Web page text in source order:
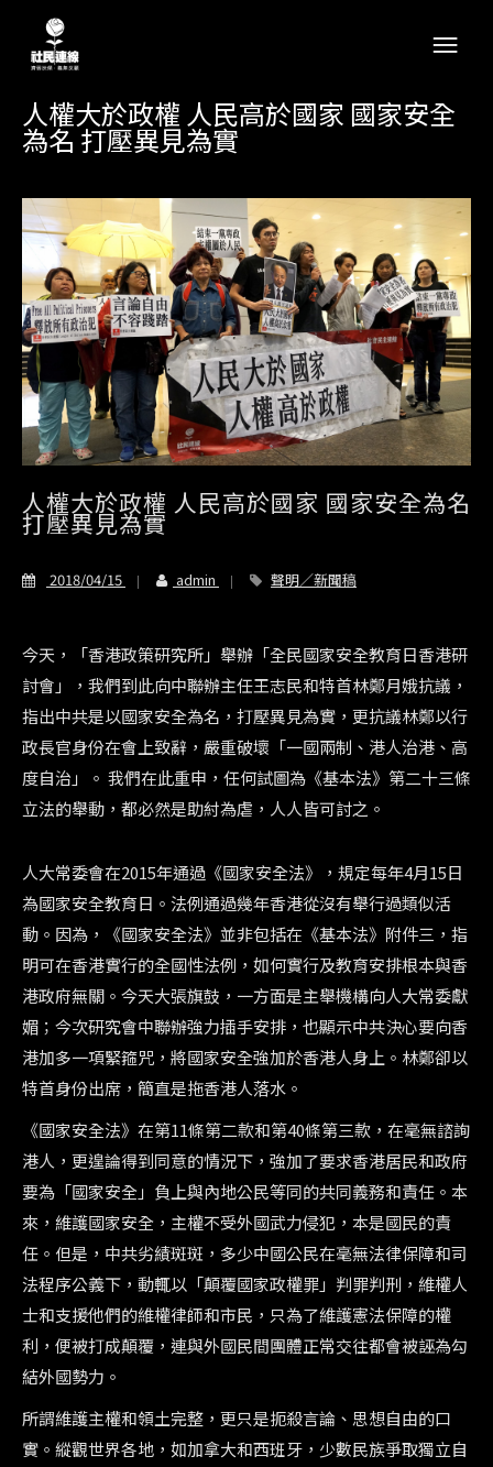
人權大於政權 人民高於國家 國家安全
為名 打壓異見為實
人權大於政權 人民高於國家 國家安全為名
打壓異見為實
2018/04/15 admin 聲明／新聞稿
今天，「香港政策研究所」舉辦「全民國家安全教育日香港研
討會」，我們到此向中聯辦主任王志民和特首林鄭月娥抗議，
指出中共是以國家安全為名，打壓異見為實，更抗議林鄭以行
政長官身份在會上致辭，嚴重破壞「一國兩制、港人治港、高
度自治」。 我們在此重申，任何試圖為《基本法》第二十三條
立法的舉動，都必然是助紂為虐，人人皆可討之。
人大常委會在2015年通過《國家安全法》，規定每年4月15日
為國家安全教育日。法例通過幾年香港從沒有舉行過類似活
動。因為，《國家安全法》並非包括在《基本法》附件三，指
明可在香港實行的全國性法例，如何實行及教育安排根本與香
港政府無關。今天大張旗鼓，一方面是主舉機構向人大常委獻
媚；今次研究會中聯辦強力插手安排，也顯示中共決心要向香
港加多一項緊箍咒，將國家安全強加於香港人身上。林鄭卻以
特首身份出席，簡直是拖香港人落水。
《國家安全法》在第11條第二款和第40條第三款，在毫無諮詢
港人，更遑論得到同意的情況下，強加了要求香港居民和政府
要為「國家安全」負上與內地公民等同的共同義務和責任。本
來，維護國家安全，主權不受外國武力侵犯，本是國民的責
任。但是，中共劣績斑斑，多少中國公民在毫無法律保障和司
法程序公義下，動輒以「顛覆國家政權罪」判罪判刑，維權人
士和支援他們的維權律師和市民，只為了維護憲法保障的權
利，便被打成顛覆，連與外國民間團體正常交往都會被誣為勾
結外國勢力。
所謂維護主權和領土完整，更只是扼殺言論、思想自由的口
實。縱觀世界各地，如加拿大和西班牙，少數民族爭取獨立自